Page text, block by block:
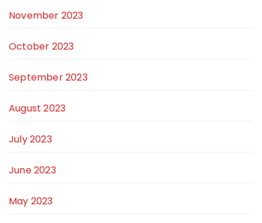
November 2023
October 2023
September 2023
August 2023
July 2023
June 2023
May 2023